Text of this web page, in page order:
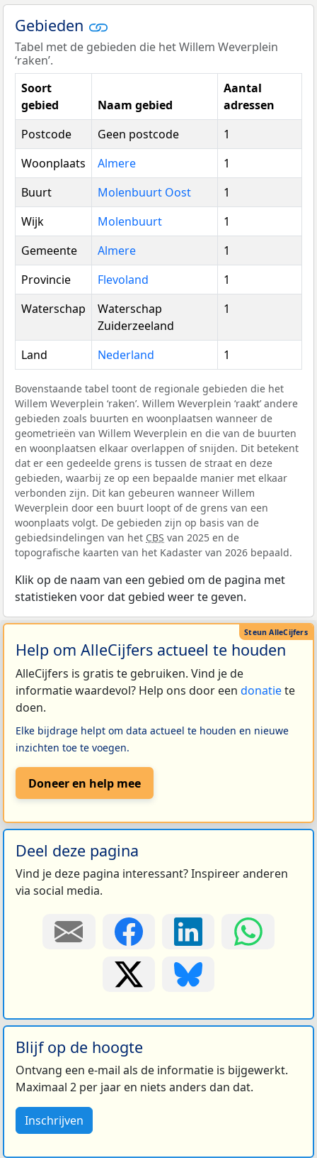
Gebieden
Tabel met de gebieden die het Willem Weverplein
‘raken’.
Soort
gebied
Naam gebied
Aantal
adressen
Postcode
Geen postcode
1
Woonplaats
Almere
1
Buurt
Molenbuurt Oost
1
Wijk
Molenbuurt
1
Gemeente
Almere
1
Provincie
Flevoland
1
Waterschap
Waterschap
Zuiderzeeland
1
Land Nederland 1
Bovenstaande tabel toont de regionale gebieden die het
Willem Weverplein ‘raken’. Willem Weverplein ‘raakt’ andere
gebieden zoals buurten en woonplaatsen wanneer de
geometrieën van Willem Weverplein en die van de buurten
en woonplaatsen elkaar overlappen of snijden. Dit betekent
dat er een gedeelde grens is tussen de straat en deze
gebieden, waarbij ze op een bepaalde manier met elkaar
verbonden zijn. Dit kan gebeuren wanneer Willem
Weverplein door een buurt loopt of de grens van een
woonplaats volgt. De gebieden zijn op basis van de
gebiedsindelingen van het CBS van 2025 en de
topografische kaarten van het Kadaster van 2026 bepaald.
Klik op de naam van een gebied om de pagina met
statistieken voor dat gebied weer te geven.
Help om AlleCijfers actueel te houden
AlleCijfers is gratis te gebruiken. Vind je de
informatie waardevol? Help ons door een donatiete
doen.
Elke bijdrage helpt om data actueel te houden en nieuwe
inzichten toe te voegen.
Doneer en help mee
Deel deze pagina
Vind je deze pagina interessant? Inspireer anderen
via social media.
Blijf op de hoogte
Ontvang een e-mail als de informatie is bijgewerkt.
Maximaal 2 per jaar en niets anders dan dat.
Inschrijven